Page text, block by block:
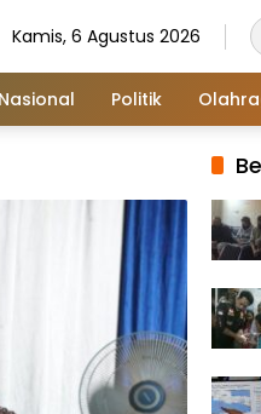
Kamis, 6 Agustus 2026
Nasional Politik